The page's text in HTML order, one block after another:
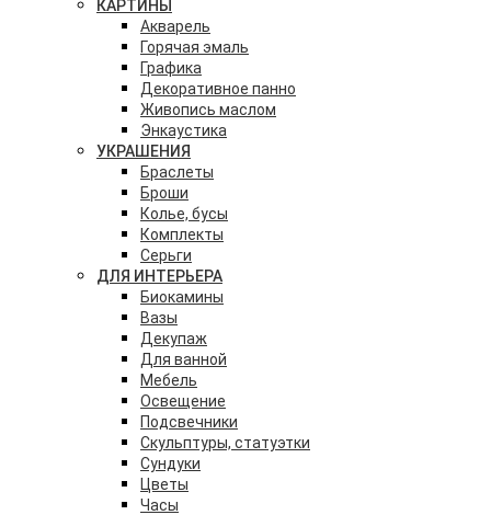
КАРТИНЫ
Акварель
Горячая эмаль
Графика
Декоративное панно
Живопись маслом
Энкаустика
УКРАШЕНИЯ
Браслеты
Броши
Колье, бусы
Комплекты
Серьги
ДЛЯ ИНТЕРЬЕРА
Биокамины
Вазы
Декупаж
Для ванной
Мебель
Освещение
Подсвечники
Скульптуры, статуэтки
Сундуки
Цветы
Часы